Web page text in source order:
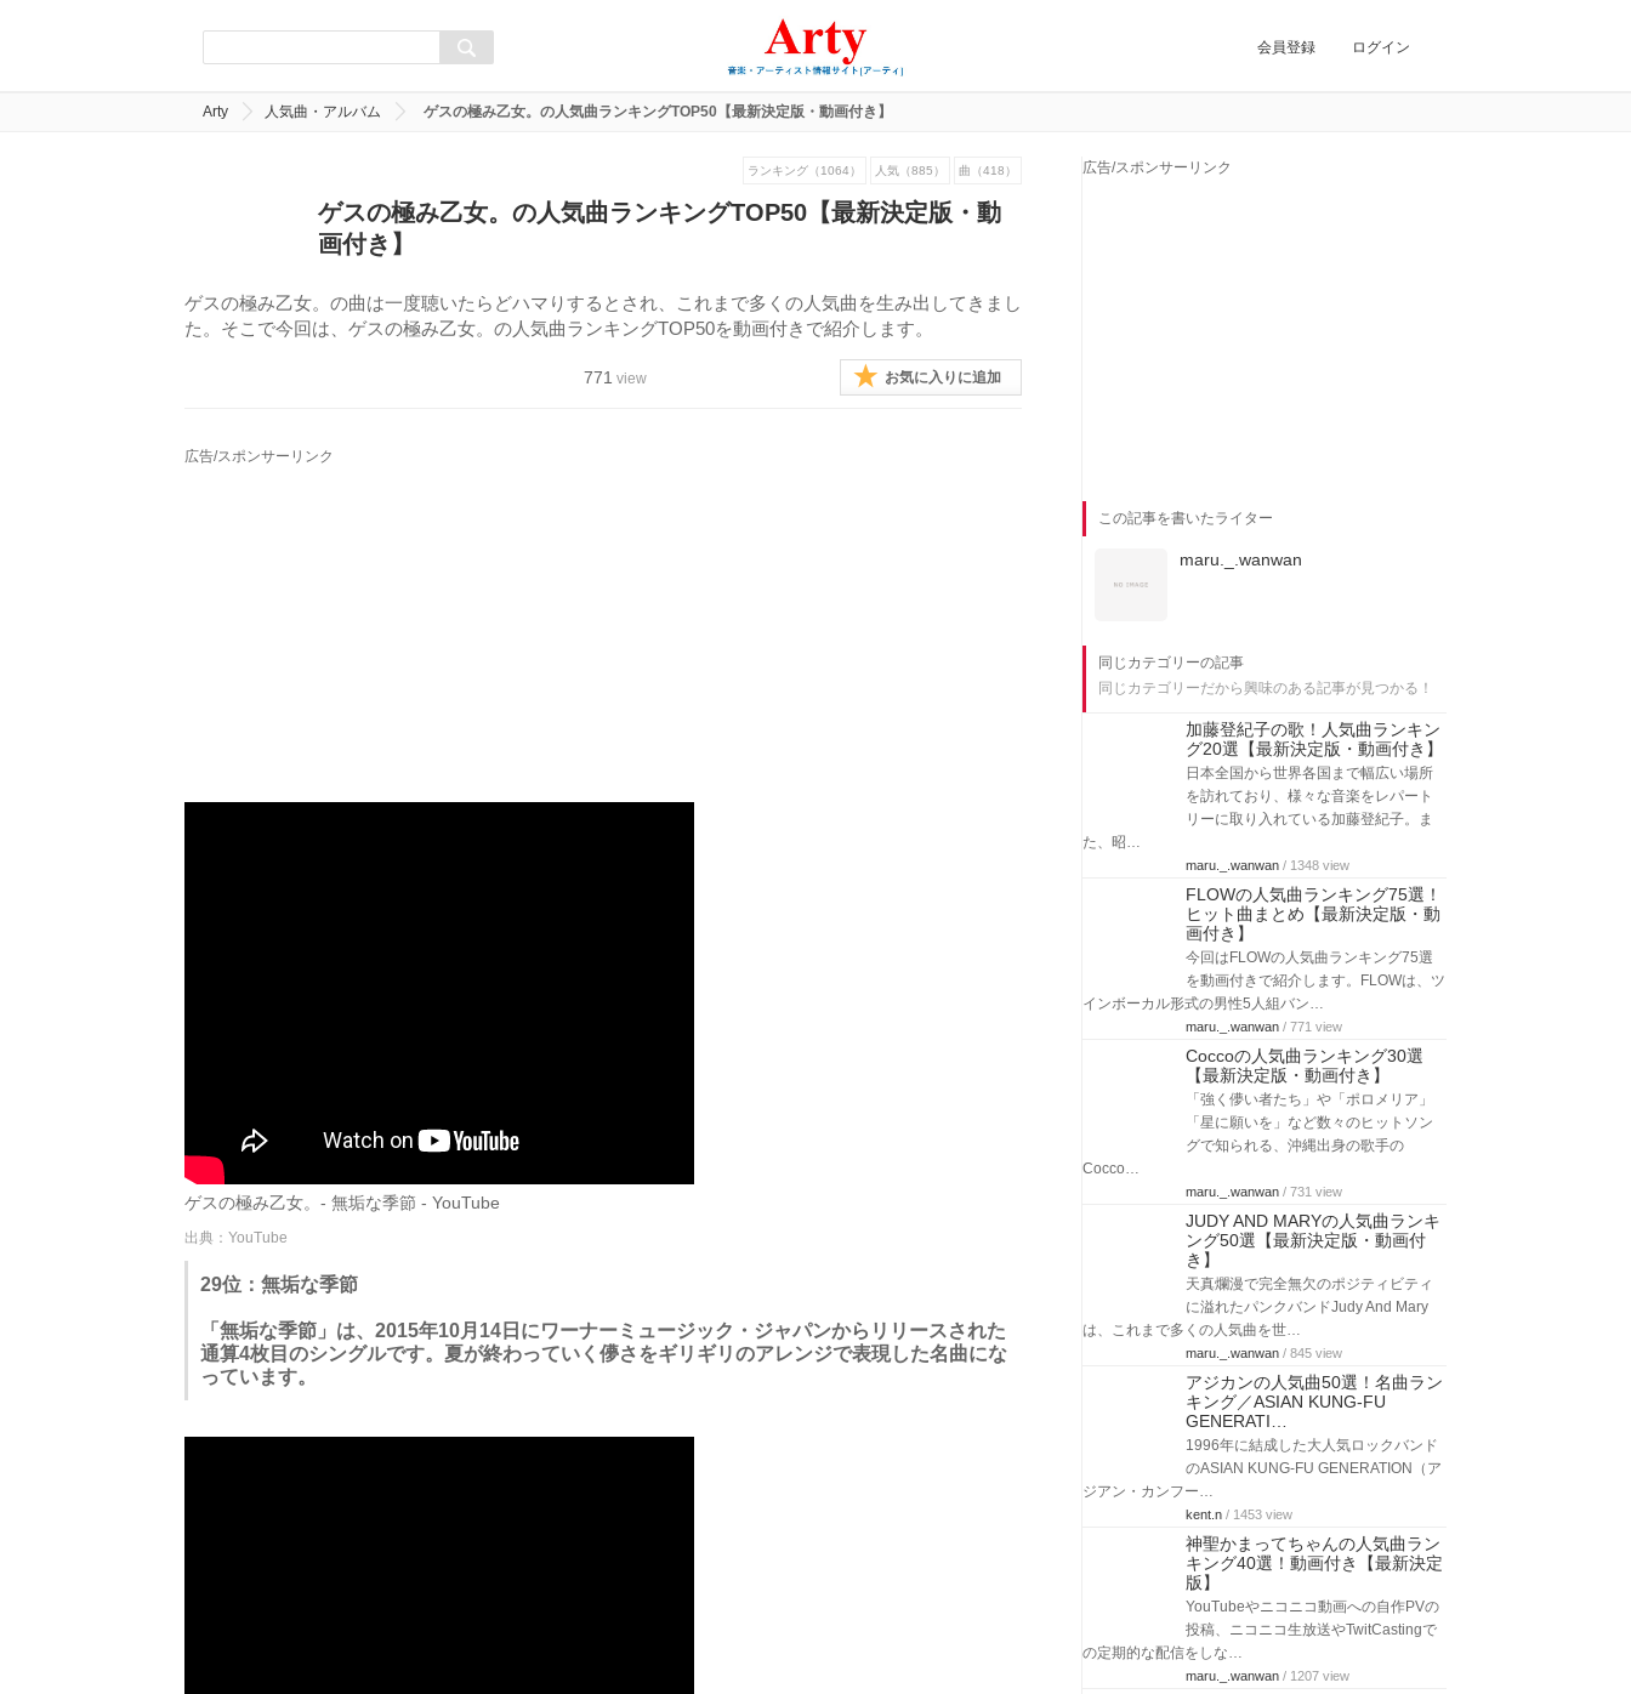
会員登録 ログイン
Arty 人気曲・アルバム ゲスの極み乙女。の人気曲ランキングTOP50【最新決定版・動画付き】
ランキング（1064） 人気（885） 曲（418）
ゲスの極み乙女。の人気曲ランキングTOP50【最新決定版・動
画付き】
ゲスの極み乙女。の曲は一度聴いたらどハマりするとされ、これまで多くの人気曲を生み出してきまし
た。そこで今回は、ゲスの極み乙女。の人気曲ランキングTOP50を動画付きで紹介します。
771 view お気に入りに追加
広告/スポンサーリンク
ゲスの極み乙女。- 無垢な季節 - YouTube
出典：YouTube
29位：無垢な季節
「無垢な季節」は、2015年10月14日にワーナーミュージック・ジャパンからリリースされた
通算4枚目のシングルです。夏が終わっていく儚さをギリギリのアレンジで表現した名曲にな
っています。
広告/スポンサーリンク
この記事を書いたライター
maru._.wanwan
同じカテゴリーの記事
同じカテゴリーだから興味のある記事が見つかる！
加藤登紀子の歌！人気曲ランキン
グ20選【最新決定版・動画付き】
日本全国から世界各国まで幅広い場所
を訪れており、様々な音楽をレパート
リーに取り入れている加藤登紀子。ま
た、昭…
maru._.wanwan / 1348 view
FLOWの人気曲ランキング75選！
ヒット曲まとめ【最新決定版・動
画付き】
今回はFLOWの人気曲ランキング75選
を動画付きで紹介します。FLOWは、ツ
インボーカル形式の男性5人組バン…
maru._.wanwan / 771 view
Coccoの人気曲ランキング30選
【最新決定版・動画付き】
「強く儚い者たち」や「ポロメリア」
「星に願いを」など数々のヒットソン
グで知られる、沖縄出身の歌手の
Cocco…
maru._.wanwan / 731 view
JUDY AND MARYの人気曲ランキ
ング50選【最新決定版・動画付
き】
天真爛漫で完全無欠のポジティビティ
に溢れたパンクバンドJudy And Mary
は、これまで多くの人気曲を世…
maru._.wanwan / 845 view
アジカンの人気曲50選！名曲ラン
キング／ASIAN KUNG-FU
GENERATI…
1996年に結成した大人気ロックバンド
のASIAN KUNG-FU GENERATION（ア
ジアン・カンフー…
kent.n / 1453 view
神聖かまってちゃんの人気曲ラン
キング40選！動画付き【最新決定
版】
YouTubeやニコニコ動画への自作PVの
投稿、ニコニコ生放送やTwitCastingで
の定期的な配信をしな…
maru._.wanwan / 1207 view